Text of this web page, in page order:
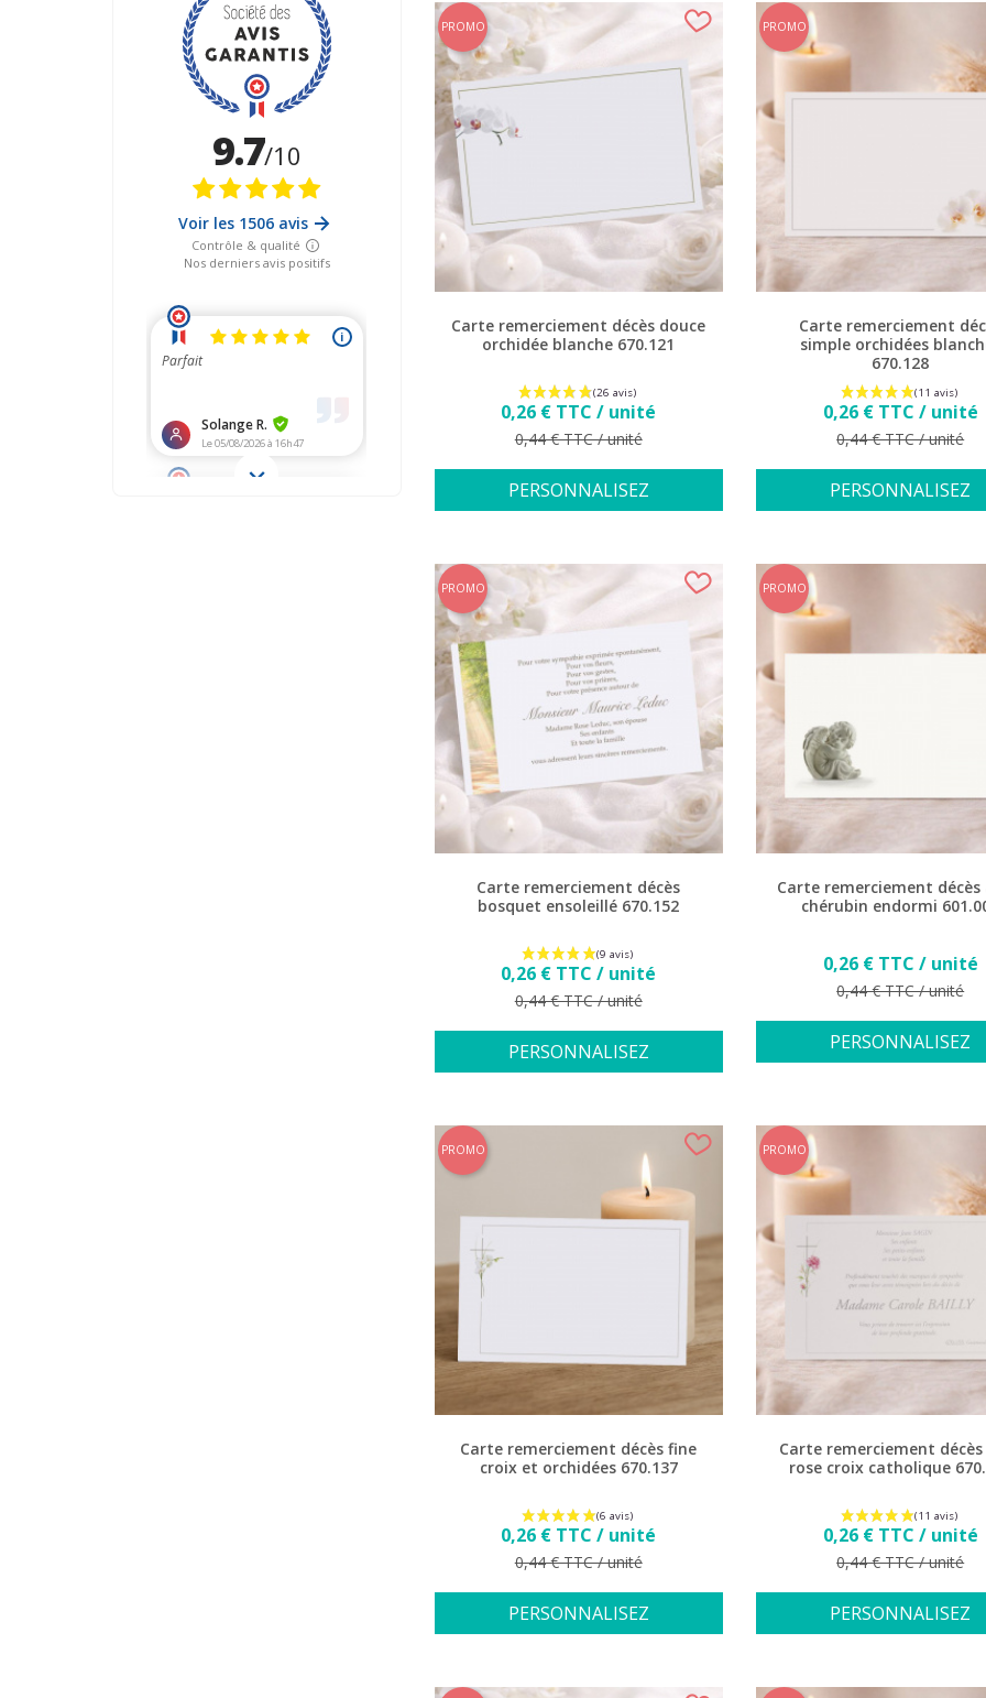
Carte remerciement décès douce
orchidée blanche 670.121
Prix
0,26 € TTC / unité
Prix de base
0,44 € TTC / unité
PERSONNALISEZ
PROMO
Carte remerciement
simple orchidées
670.128
Prix
0,26 € TTC / unité
Prix de base
0,44 € TTC / unité
PERSONNALISEZ
PROMO
Carte remerciement décès
bosquet ensoleillé 670.152
Prix
0,26 € TTC / unité
Prix de base
0,44 € TTC / unité
PERSONNALISEZ
PROMO
Carte remerciement décès
chérubin endormi
Prix
0,26 € TTC / unité
Prix de base
0,44 € TTC / unité
PERSONNALISEZ
PROMO
Carte remerciement décès fine
croix et orchidées 670.137
Prix
0,26 € TTC / unité
Prix de base
0,44 € TTC / unité
PERSONNALISEZ
PROMO
Carte remerciement
rose croix catholique
Prix
0,26 € TTC / unité
Prix de base
0,44 € TTC / unité
PERSONNALISEZ
PROMO